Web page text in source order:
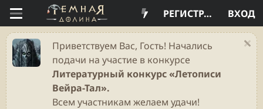
ВХОД
РЕГИСТРАЦИЯ
Приветствуем Вас, Гость! Начались
подачи на участие в конкурсе
Литературный конкурс «Летописи
Вейра-Тал».
Всем участникам желаем удачи!